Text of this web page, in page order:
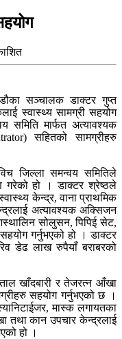
सञ्चालक डाक्टर गुप्त
स्वास्थ्य सामग्री सहयोग
समिति मार्फत अत्यावश्यक
सहितको सामग्रीहरु
जिल्ला समन्वय समितिले
गरेको हो । डाक्टर श्रेष्ठले
केन्द्र, वाना प्राथमिक
अत्यावश्यक अक्सिजन
सोलुसन, पिपिई सेट,
गर्नुभएको हो । डाक्टर
डेढ लाख रुपैयाँ बराबरको
खाँदबारी र तेजरत्न आँखा
सहयोग गर्नुभएको छ ।
मास्क लगायतका
तथा कान उपचार केन्द्रलाई
हो ।